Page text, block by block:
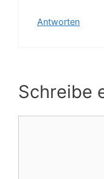
Antworten
Schreibe